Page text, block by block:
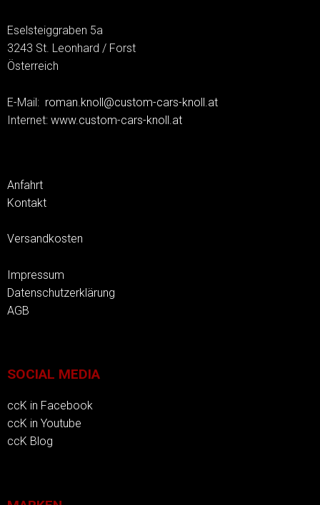
Eselsteiggraben 5a
3243 St. Leonhard / Forst
Österreich
E-Mail: roman.knoll@custom-cars-knoll.at
Internet: www.custom-cars-knoll.at
Anfahrt
Kontakt
Versandkosten
Impressum
Datenschutzerklärung
AGB
SOCIAL MEDIA
ccK in Facebook
ccK in Youtube
ccK Blog